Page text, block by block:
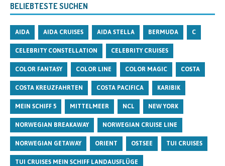
BELIEBTESTE SUCHEN
AIDA AIDA CRUISES AIDA STELLA BERMUDA C
CELEBRITY CONSTELLATION CELEBRITY CRUISES
COLOR FANTASY COLOR LINE COLOR MAGIC COSTA
COSTA KREUZFAHRTEN COSTA PACIFICA KARIBIK
MEIN SCHIFF 5 MITTELMEER NCL NEW YORK
NORWEGIAN BREAKAWAY NORWEGIAN CRUISE LINE
NORWEGIAN GETAWAY ORIENT OSTSEE TUI CRUISES
TUI CRUISES MEIN SCHIFF LANDAUSFLÜGE